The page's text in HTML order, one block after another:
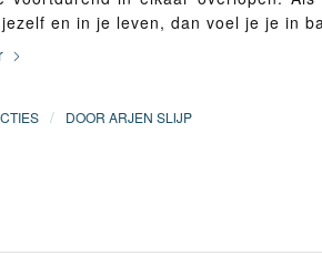
en in je leven, dan voel je je in
/ DOOR ARJEN SLIJP